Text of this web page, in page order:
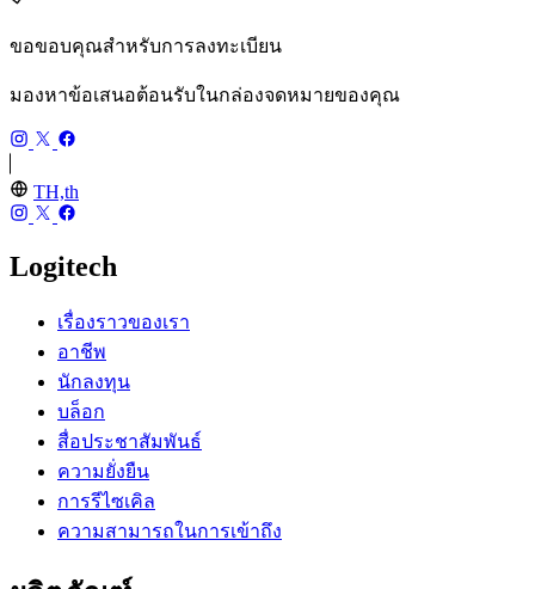
ขอขอบคุณสำหรับการลงทะเบียน
มองหาข้อเสนอต้อนรับในกล่องจดหมายของคุณ
TH,th
Logitech
เรื่องราวของเรา
อาชีพ
นักลงทุน
บล็อก
สื่อประชาสัมพันธ์
ความยั่งยืน
การรีไซเคิล
ความสามารถในการเข้าถึง